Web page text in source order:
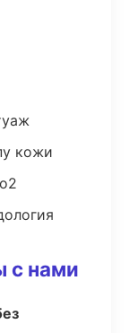
кожи
с нами